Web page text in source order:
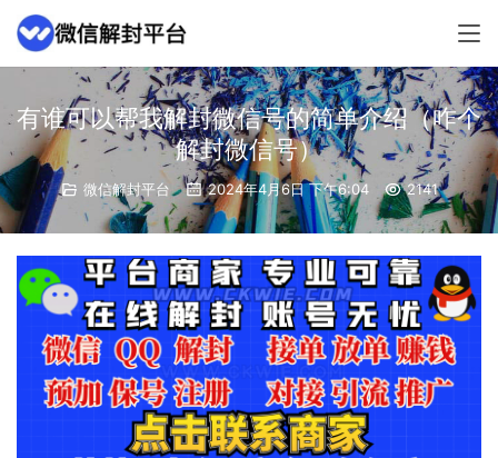
有谁可以帮我解封微信号的简单介绍（咋个
解封微信号）
微信解封平台 2024年4月6日 下午6:04 2141